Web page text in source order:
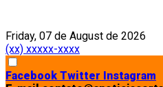
Friday, 07 de August de 2026
(xx) xxxxx-xxxx
Facebook Twitter Instagram